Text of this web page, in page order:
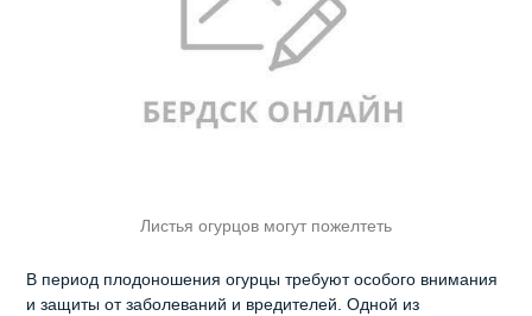
Листья огурцов могут пожелтеть
В период плодоношения огурцы требуют особого внимания
и защиты от заболеваний и вредителей. Одной из